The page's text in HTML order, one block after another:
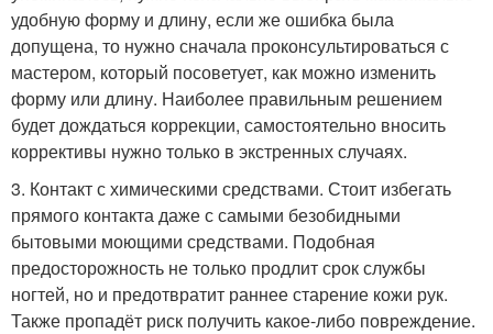
удобную форму и длину, если же ошибка была
допущена, то нужно сначала проконсультироваться с
мастером, который посоветует, как можно изменить
форму или длину. Наиболее правильным решением
будет дождаться коррекции, самостоятельно вносить
коррективы нужно только в экстренных случаях.
3. Контакт с химическими средствами. Стоит избегать
прямого контакта даже с самыми безобидными
бытовыми моющими средствами. Подобная
предосторожность не только продлит срок службы
ногтей, но и предотвратит раннее старение кожи рук.
Также пропадёт риск получить какое-либо повреждение.